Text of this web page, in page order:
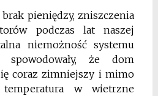
pieniędzy, zniszczenia
podczas lat naszej
niemożność systemu
spowodowały, że dom
coraz zimniejszy i mimo
w wietrzne